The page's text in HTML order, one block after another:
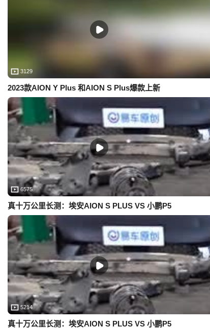
3129
2023款AION Y Plus 和AION S Plus爆款上新
6575
真十万公里长测：埃安AION S PLUS VS 小鹏P5
5214
真十万公里长测：埃安AION S PLUS VS 小鹏P5